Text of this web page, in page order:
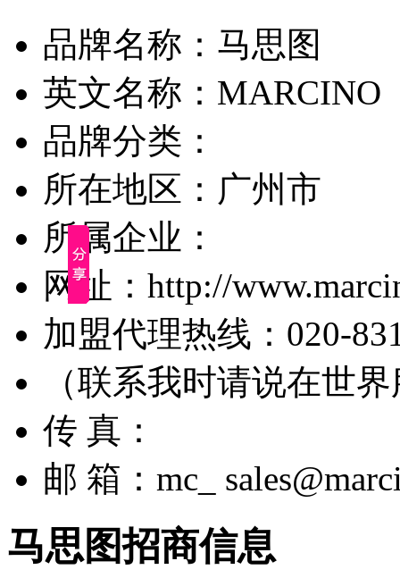
品牌名称：马思图
英文名称：MARCINO
品牌分类：
所在地区：广州市
所属企业：
网址：http://
加盟代理热线：020-
（联系我时请说在世
传 真：
邮 箱：mc_
马思图招商信息